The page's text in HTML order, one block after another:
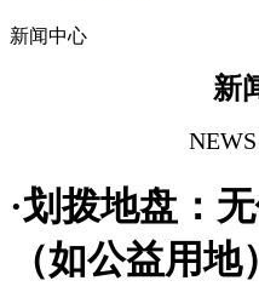
新闻中心
新
·划拨地盘：
（如公益用地）